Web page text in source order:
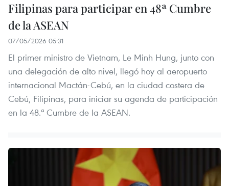
Filipinas para participar en 48ª Cumbre
de la ASEAN
07/05/2026 05:31
El primer ministro de Vietnam, Le Minh Hung, junto con
una delegación de alto nivel, llegó hoy al aeropuerto
internacional Mactán-Cebú, en la ciudad costera de
Cebú, Filipinas, para iniciar su agenda de participación
en la 48.ª Cumbre de la ASEAN.